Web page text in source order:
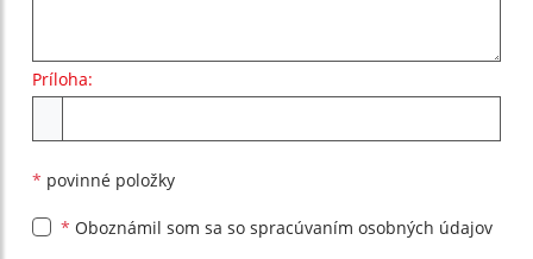
Príloha:
* povinné položky
* Oboznámil som sa so spracúvaním osobných údajov